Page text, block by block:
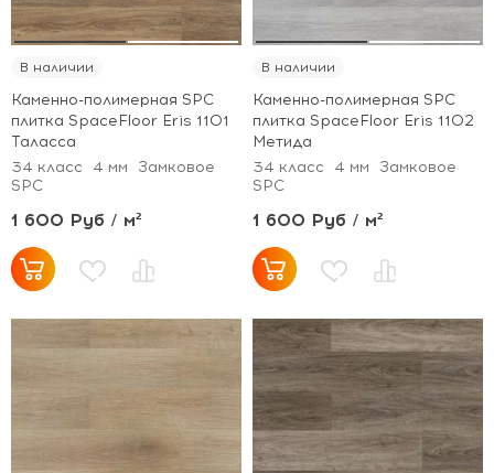
В наличии
Каменно-полимерная SPC
плитка SpaceFloor Eris 1101
Таласса
34 класс
4 мм
Замковое
SPC
1 600 Руб / м²
В наличии
Каменно-полимерная SPC
плитка SpaceFloor Eris 1102
Метида
34 класс
4 мм
Замковое
SPC
1 600 Руб / м²